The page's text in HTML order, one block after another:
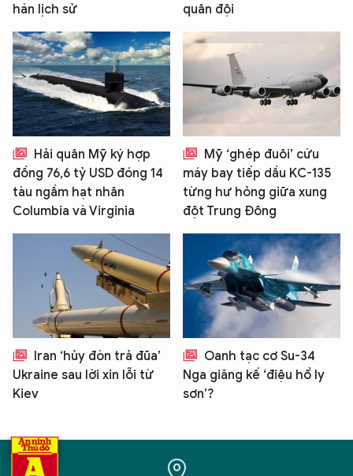
hán lịch sử
quân đội
Hải quân Mỹ ký hợp
đồng 76,6 tỷ USD đóng 14
tàu ngầm hạt nhân
Columbia và Virginia
Mỹ ‘ghép đuôi’ cứu
máy bay tiếp dầu KC-135
từng hư hỏng giữa xung
đột Trung Đông
Iran ‘hủy đòn trả đũa’
Ukraine sau lời xin lỗi từ
Kiev
Oanh tạc cơ Su-34
Nga giăng kế ‘điệu hổ ly
sơn’?